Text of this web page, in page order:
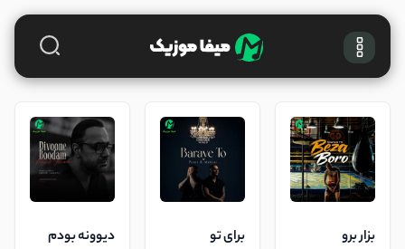
بزار برو برای تو دیوونه بودم